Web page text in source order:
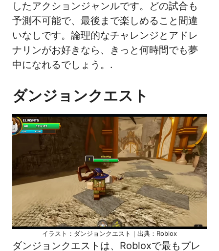
したアクションジャンルです。どの試合も
予測不可能で、最後まで楽しめること間違
いなしです。論理的なチャレンジとアドレ
ナリンがお好きなら、きっと何時間でも夢
中になれるでしょう。.
ダンジョンクエスト
イラスト：ダンジョンクエスト｜出典：Roblox
ダンジョンクエストは、Robloxで最もプレ